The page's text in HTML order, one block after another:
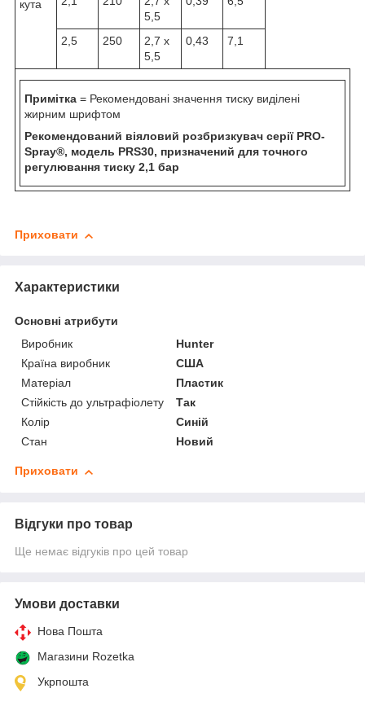
кута
5,5
2,5 250
2,7 x
5,5
0,43 7,1
Примітка = Рекомендовані значення тиску виділені
жирним шрифтом
Рекомендований віяловий розбризкувач серії PRO-
Spray®, модель PRS30, призначений для точного
регулювання тиску 2,1 бар
Приховати
Характеристики
Основні атрибути
Виробник
Hunter
Країна виробник
США
Матеріал
Пластик
Стійкість до ультрафіолету
Так
Колір
Синій
Стан
Новий
Приховати
Відгуки про товар
Ще немає відгуків про цей товар
Умови доставки
Нова Пошта
Магазини Rozetka
Укрпошта